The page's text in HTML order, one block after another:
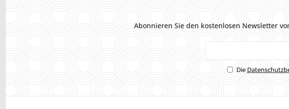
Abonnieren Sie den kostenlosen Newsletter
Die